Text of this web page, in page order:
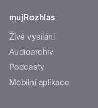
mujRozhlas
Živé vysílání
Audioarchiv
Podcasty
Mobilní aplikace